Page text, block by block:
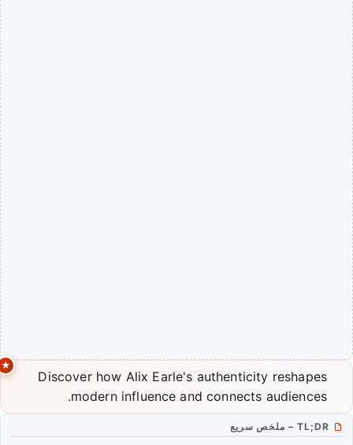
Discover how Alix Earle's authenticity reshapes
modern influence and connects audiences.
TL;DR – ملخص سريع